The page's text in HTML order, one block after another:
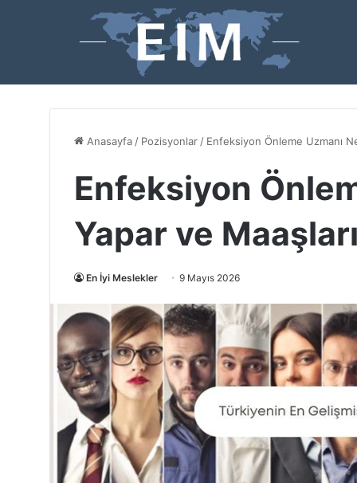
Anasayfa / Pozisyonlar / Enfeksiyon Önleme Uzmanı
Enfeksiyon
Yapar ve
En İyi Meslekler 9 Mayıs 2026